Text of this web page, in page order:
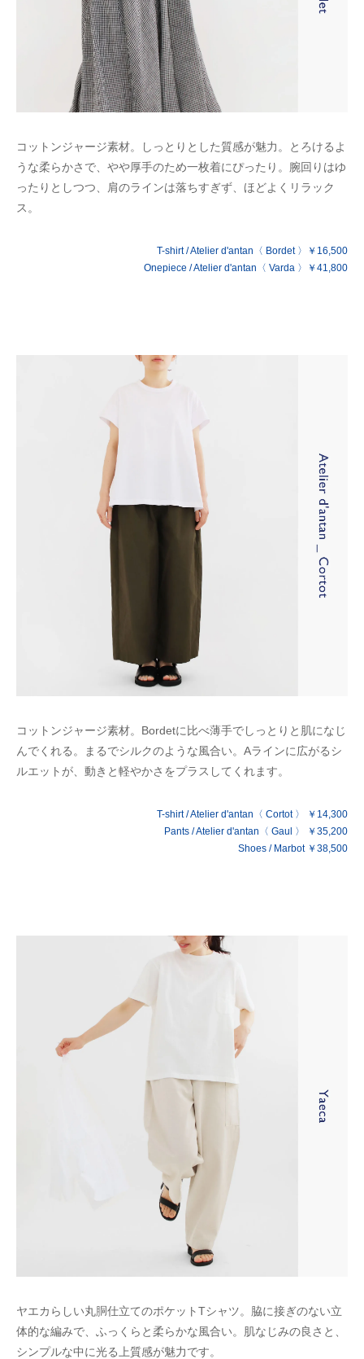
コットンジャージ素材。しっとりとした質感が魅力。とろけるよ
うな柔らかさで、やや厚手のため一枚着にぴったり。腕回りはゆ
ったりとしつつ、肩のラインは落ちすぎず、ほどよくリラック
ス。
T-shirt / Atelier d'antan〈 Bordet 〉￥16,500
Onepiece / Atelier d'antan〈 Varda 〉￥41,800
コットンジャージ素材。Bordetに比べ薄手でしっとりと肌になじ
んでくれる。まるでシルクのような風合い。Aラインに広がるシ
ルエットが、動きと軽やかさをプラスしてくれます。
T-shirt / Atelier d'antan〈 Cortot 〉 ￥14,300
Pants / Atelier d'antan〈 Gaul 〉 ￥35,200
Shoes / Marbot ￥38,500
ヤエカらしい丸胴仕立てのポケットTシャツ。脇に接ぎのない立
体的な編みで、ふっくらと柔らかな風合い。肌なじみの良さと、
シンプルな中に光る上質感が魅力です。